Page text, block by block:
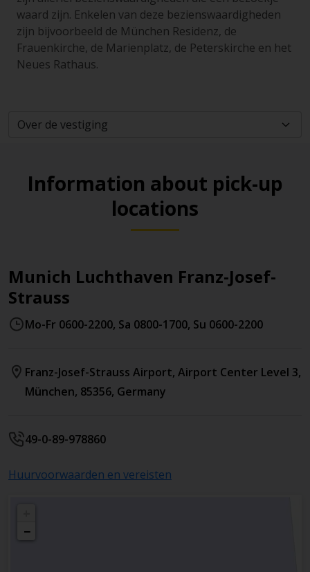
waard zijn. Enkelen van deze bezienswaardigheden
zijn bijvoorbeeld de München Residenz, de
Frauenkirche, de Marienplatz, de Peterskirche en het
Neues Rathaus.
Information about pick-up
locations
Munich Luchthaven Franz-Josef-
Strauss
Mo-Fr 0600-2200, Sa 0800-1700, Su 0600-2200
Franz-Josef-Strauss Airport, Airport Center Level 3,
München, 85356, Germany
49-0-89-978860
Huurvoorwaarden en vereisten
−